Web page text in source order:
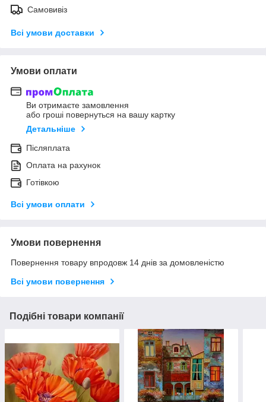
Самовивіз
Всі умови доставки
Умови оплати
Ви отримаєте замовлення
або гроші повернуться на вашу картку
Детальніше
Післяплата
Оплата на рахунок
Готівкою
Всі умови оплати
Умови повернення
Повернення товару впродовж 14 днів за домовленістю
Всі умови повернення
Подібні товари компанії